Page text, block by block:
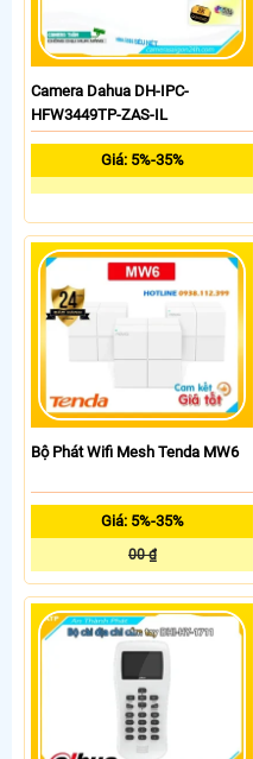
Camera Dahua DH-IPC-
HFW3449TP-ZAS-IL
Giá: 5%-35%
Bộ Phát Wifi Mesh Tenda MW6
Giá: 5%-35%
00 ₫